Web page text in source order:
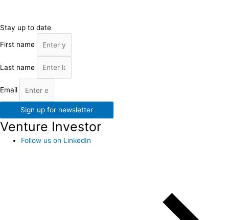
Stay up to date
First name
Last name
Email
Sign up for newsletter
Venture Investor
Follow us on LinkedIn